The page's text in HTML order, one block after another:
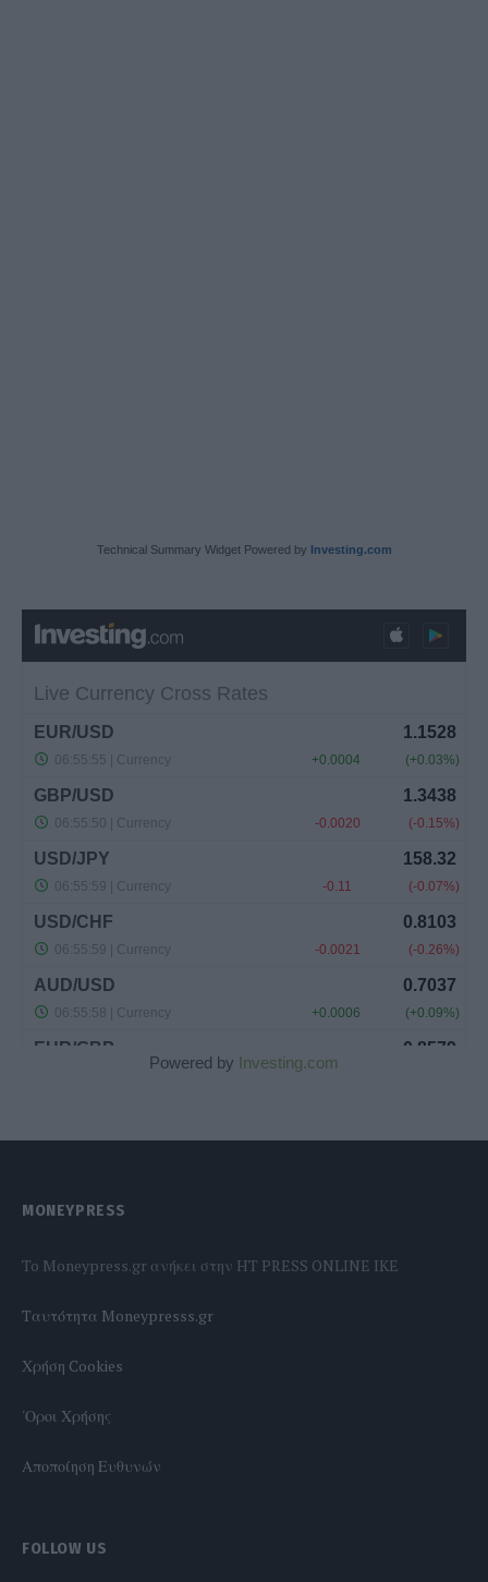
Technical Summary Widget Powered by Investing.com
Powered by Investing.com
MONEYPRESS
To Moneypress.gr ανήκει στην HT PRESS ONLINE IKE
Tαυτότητα Moneypresss.gr
Χρήση Cookies
'Οροι Χρήσης
Αποποίηση Ευθυνών
FOLLOW US